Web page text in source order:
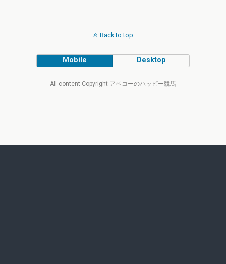
Back to top
Mobile Desktop
All content Copyright アベコーのハッピー競馬